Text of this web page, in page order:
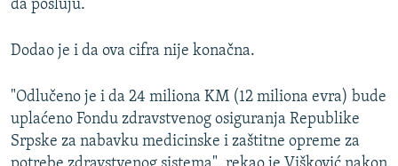
da posluju.
Dodao je i da ova cifra nije konačna.
"Odlučeno je i da 24 miliona KM (12 miliona evra) bude
uplaćeno Fondu zdravstvenog osiguranja Republike
Srpske za nabavku medicinske i zaštitne opreme za